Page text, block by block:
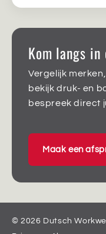
Kom langs in
Vergelijk
bekijk druk- en
bespreek direct
Maak een
© 2026 Dutsch